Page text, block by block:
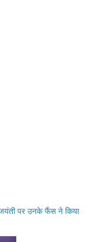
जयंती पर उनके फैंस ने किया